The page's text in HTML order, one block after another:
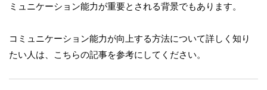
ミュニケーション能力が重要とされる背景でもあります。
コミュニケーション能力が向上する方法について詳しく知り
たい人は、こちらの記事を参考にしてください。